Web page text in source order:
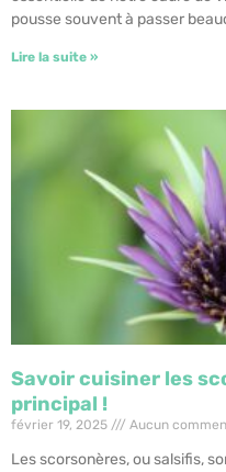
pousse souvent à passer
Lire la suite »
Savoir cuisiner les
principal !
février 19, 2025 Aucun
Les scorsonères, ou salsifis,